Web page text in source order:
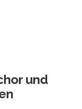
und